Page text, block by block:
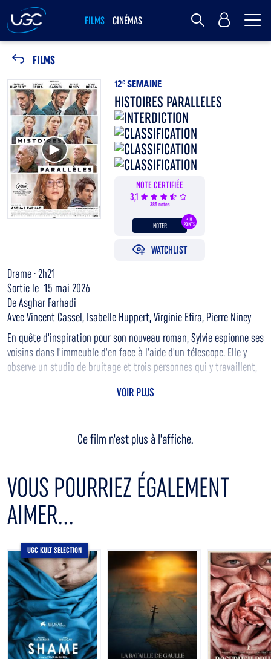
FILMS CINÉMAS MY UGC
FILMS
Voir la bande annonce
12e SEMAINE
HISTOIRES PARALLELES
NOTE CERTIFIÉE
3,1
385 notes
+10
POINTS
NOTER
WATCHLIST
Drame · 2h21
Sortie le 15 mai 2026
De Asghar Farhadi
Avec Vincent Cassel, Isabelle Huppert, Virginie Efira, Pierre Niney
En quête d'inspiration pour son nouveau roman, Sylvie espionne ses
voisins dans l'immeuble d'en face à l'aide d'un télescope. Elle y
observe un studio de bruitage et trois personnes qui y travaillent,
amoureux imaginaire. Quand elle engage le jeune Adam pour
imaginée dépasse leur réalité à tous.
VOIR PLUS
Ce film n'est plus à l'affiche.
VOUS POURRIEZ ÉGALEMENT
AIMER...
UGC KULT SELECTION